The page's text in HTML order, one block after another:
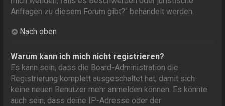
Anfragen zu diesem Forum gibt?“ behandelt werden.
Nach oben
Warum kann ich mich nicht registrieren?
Es kann sein, dass die Board-Administration die
Registrierung komplett ausgeschaltet hat, damit sich
keine neuen Benutzer mehr anmelden können. Es könnte
auch sein, dass deine IP-Adresse oder der